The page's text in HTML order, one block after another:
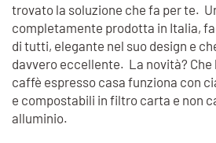
trovato la soluzione che fa per te.
completamente prodotta in Italia,
di tutti, elegante nel suo design e
davvero eccellente. La novità?
caffè espresso casa funziona con
e compostabili in filtro carta e non
alluminio.